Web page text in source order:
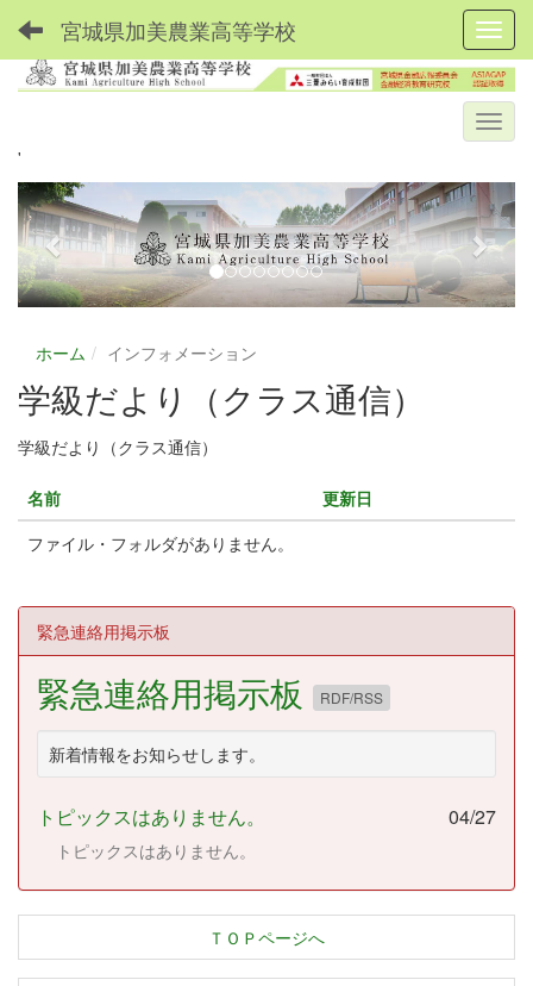
宮城県加美農業高等学校
'
p
r
e
v
o
u
n
e
x
t
ホーム インフォメーション
学級だより（クラス通信）
学級だより（クラス通信）
名前
更新日
ファイル・フォルダがありません。
緊急連絡用掲示板
緊急連絡用掲示板 RDF/RSS
新着情報をお知らせします。
トピックスはありません。 04/27
トピックスはありません。
ＴＯＰページへ